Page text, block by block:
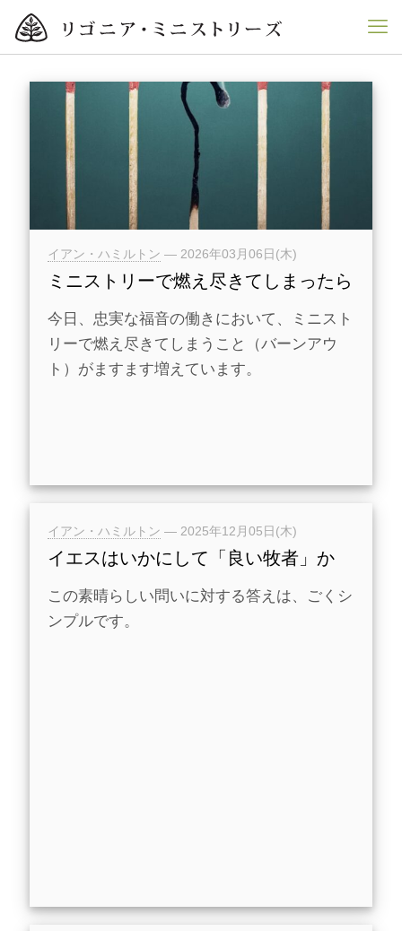
イアン・ハミルトン — 2026年03月06日(木)
ミニストリーで燃え尽きてしまったら
今日、忠実な福音の働きにおいて、ミニスト
リーで燃え尽きてしまうこと（バーンアウ
ト）がますます増えています。
イアン・ハミルトン — 2025年12月05日(木)
イエスはいかにして「良い牧者」か
この素晴らしい問いに対する答えは、ごくシ
ンプルです。